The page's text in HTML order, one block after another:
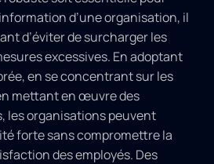
d’une organisation, il
d’éviter de surcharger les
excessives. En adoptant
en se concentrant sur les
mettant en œuvre des
les organisations peuvent
forte sans compromettre la
des employés. Des